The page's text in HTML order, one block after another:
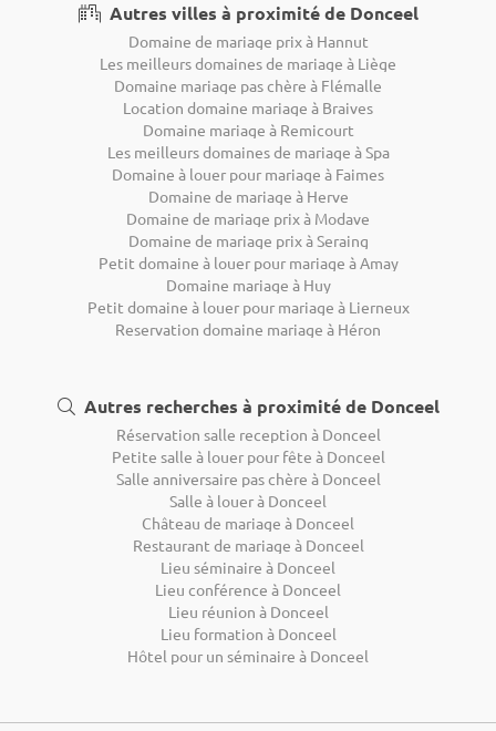
Autres villes à proximité de Donceel
Domaine de mariage prix à Hannut
Les meilleurs domaines de mariage à Liège
Domaine mariage pas chère à Flémalle
Location domaine mariage à Braives
Domaine mariage à Remicourt
Les meilleurs domaines de mariage à Spa
Domaine à louer pour mariage à Faimes
Domaine de mariage à Herve
Domaine de mariage prix à Modave
Domaine de mariage prix à Seraing
Petit domaine à louer pour mariage à Amay
Domaine mariage à Huy
Petit domaine à louer pour mariage à Lierneux
Reservation domaine mariage à Héron
Autres recherches à proximité de Donceel
Réservation salle reception à Donceel
Petite salle à louer pour fête à Donceel
Salle anniversaire pas chère à Donceel
Salle à louer à Donceel
Château de mariage à Donceel
Restaurant de mariage à Donceel
Lieu séminaire à Donceel
Lieu conférence à Donceel
Lieu réunion à Donceel
Lieu formation à Donceel
Hôtel pour un séminaire à Donceel